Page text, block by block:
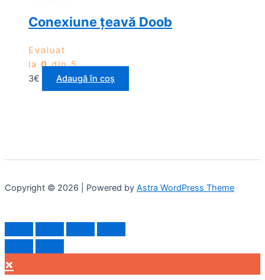
Conexiune țeavă Doob
Evaluat
la 0din 5
3€ Adaugă în coș
Copyright © 2026 | Powered by Astra WordPress Theme
×